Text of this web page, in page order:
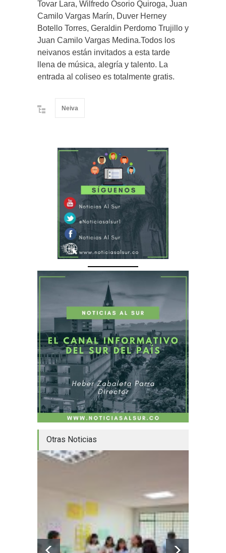
Tovar Lara, Wilfredo Osorio Quiroga, Juan
Camilo Vargas Marín, Duver Herney
Botello Torres, Geraldin Perdomo Trujillo y
Juan Camilo Vargas Medina.Todos los
neivanos están invitados a esta tarde
llena de música, alegría y talento. La
entrada al coliseo es totalmente gratis.
Neiva
Otras Noticias